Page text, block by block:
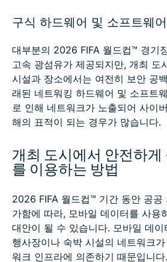
구식 하드웨어 및 소프트웨어
대부분의 2026 FIFA 월드컵™ 경기
고속 광섬유가 제공되지만, 개최 도
시설과 장소에서는 여전히 보안 공
래된 네트워킹 하드웨어 및 소프트
로 인해 네트워크가 노출되어 사이
해의 표적이 되는 경우가 많습니다.
개최 도시에서 안전하게
를 이용하는 방법
2026 FIFA 월드컵™ 기간 동안 공공
가함에 따라, 모바일 데이터를 사용
대안이 될 수 있습니다. 모바일 데
행사장이나 숙박 시설의 네트워크
워크 인프라에 의존하기 때문입니